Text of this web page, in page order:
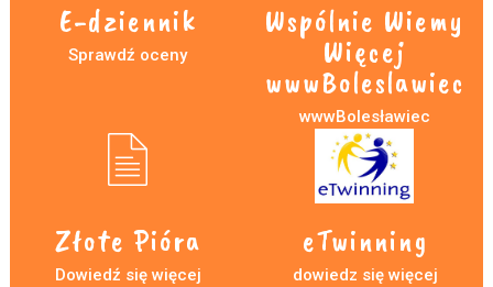
E-dziennik
Sprawdź oceny
Wspólnie Wiemy
Więcej
wwwBoleslawiec
wwwBolesławiec
Złote Pióra
Dowiedź się więcej
eTwinning
dowiedz się więcej